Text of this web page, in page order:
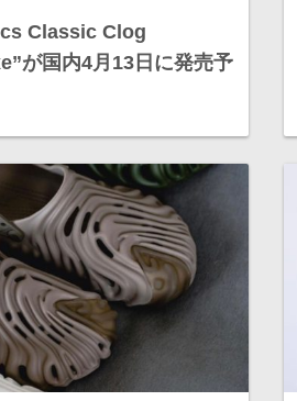
Classic Clog
が国内4月13日に発売予